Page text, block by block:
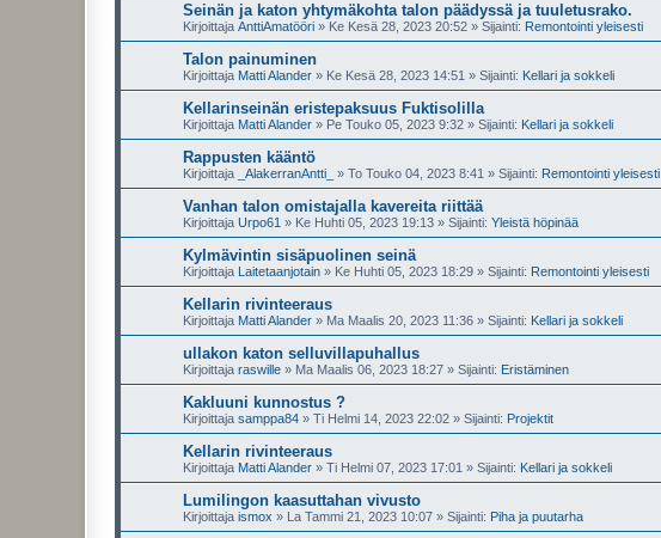
Seinän ja katon yhtymäkohta talon päädyssä ja tuuletusrako.
Kirjoittaja AnttiAmatööri » Ke Kesä 28, 2023 20:52 » Sijainti: Remontointi yleisesti
Talon painuminen
Kirjoittaja Matti Alander » Ke Kesä 28, 2023 14:51 » Sijainti: Kellari ja sokkeli
Kellarinseinän eristepaksuus Fuktisolilla
Kirjoittaja Matti Alander » Pe Touko 05, 2023 9:32 » Sijainti: Kellari ja sokkeli
Rappusten kääntö
Kirjoittaja _AlakerranAntti_ » To Touko 04, 2023 8:41 » Sijainti: Remontointi yleisesti
Vanhan talon omistajalla kavereita riittää
Kirjoittaja Urpo61 » Ke Huhti 05, 2023 19:13 » Sijainti: Yleistä höpinää
Kylmävintin sisäpuolinen seinä
Kirjoittaja Laitetaanjotain » Ke Huhti 05, 2023 18:29 » Sijainti: Remontointi yleisesti
Kellarin rivinteeraus
Kirjoittaja Matti Alander » Ma Maalis 20, 2023 11:36 » Sijainti: Kellari ja sokkeli
ullakon katon selluvillapuhallus
Kirjoittaja raswille » Ma Maalis 06, 2023 18:27 » Sijainti: Eristäminen
Kakluuni kunnostus ?
Kirjoittaja samppa84 » Ti Helmi 14, 2023 22:02 » Sijainti: Projektit
Kellarin rivinteeraus
Kirjoittaja Matti Alander » Ti Helmi 07, 2023 17:01 » Sijainti: Kellari ja sokkeli
Lumilingon kaasuttahan vivusto
Kirjoittaja ismox » La Tammi 21, 2023 10:07 » Sijainti: Piha ja puutarha